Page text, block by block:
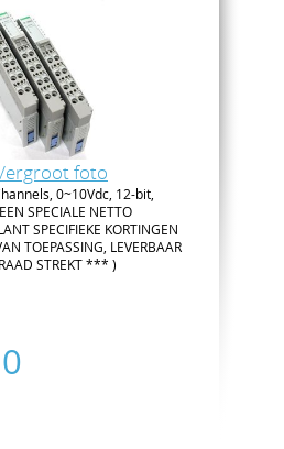
foto
0~10Vdc, 12-bit,
SPECIALE NETTO
SPECIFIEKE KORTINGEN
TOEPASSING, LEVERBAAR
STREKT *** )